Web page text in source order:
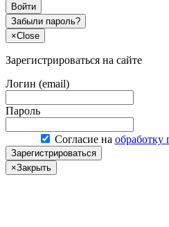
Войти
Забыли пароль?
×Close
Зарегистрироваться на сайте
Логин (email)
Пароль
Согласие на обработку
Зарегистрироваться
×Закрыть